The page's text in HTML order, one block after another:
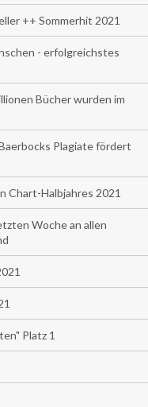
++ Sommerhit 2021
- erfolgreichstes
Bücher wurden im
Plagiate fördert
Chart-Halbjahres 2021
Woche an allen
Platz 1